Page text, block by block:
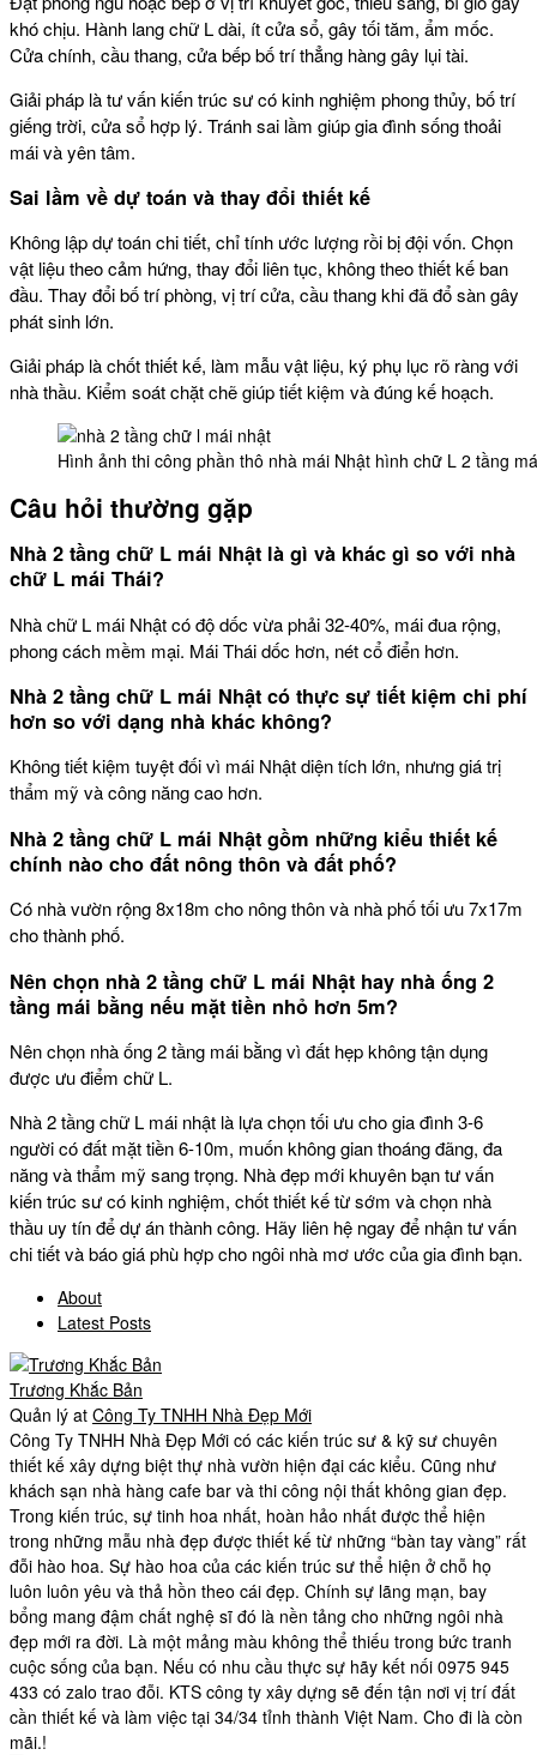
khó chịu. Hành lang chữ L dài, ít cửa sổ, gây tối tăm, ẩm mốc.
Cửa chính, cầu thang, cửa bếp bố trí thẳng hàng gây lụi tài.
Giải pháp là tư vấn kiến trúc sư có kinh nghiệm phong thủy, bố trí
giếng trời, cửa sổ hợp lý. Tránh sai lầm giúp gia đình sống thoải
mái và yên tâm.
Sai lầm về dự toán và thay đổi thiết kế
Không lập dự toán chi tiết, chỉ tính ước lượng rồi bị đội vốn. Chọn
vật liệu theo cảm hứng, thay đổi liên tục, không theo thiết kế ban
đầu. Thay đổi bố trí phòng, vị trí cửa, cầu thang khi đã đổ sàn gây
phát sinh lớn.
Giải pháp là chốt thiết kế, làm mẫu vật liệu, ký phụ lục rõ ràng với
nhà thầu. Kiểm soát chặt chẽ giúp tiết kiệm và đúng kế hoạch.
Hình ảnh thi công phần thô nhà mái Nhật hình chữ L 2 tầng
Câu hỏi thường gặp
Nhà 2 tầng chữ L mái Nhật là gì và khác gì so với nhà
chữ L mái Thái?
Nhà chữ L mái Nhật có độ dốc vừa phải 32-40%, mái đua rộng,
phong cách mềm mại. Mái Thái dốc hơn, nét cổ điển hơn.
Nhà 2 tầng chữ L mái Nhật có thực sự tiết kiệm chi phí
hơn so với dạng nhà khác không?
Không tiết kiệm tuyệt đối vì mái Nhật diện tích lớn, nhưng giá trị
thẩm mỹ và công năng cao hơn.
Nhà 2 tầng chữ L mái Nhật gồm những kiểu thiết kế
chính nào cho đất nông thôn và đất phố?
Có nhà vườn rộng 8x18m cho nông thôn và nhà phố tối ưu 7x17m
cho thành phố.
Nên chọn nhà 2 tầng chữ L mái Nhật hay nhà ống 2
tầng mái bằng nếu mặt tiền nhỏ hơn 5m?
Nên chọn nhà ống 2 tầng mái bằng vì đất hẹp không tận dụng
được ưu điểm chữ L.
Nhà 2 tầng chữ L mái nhật là lựa chọn tối ưu cho gia đình 3-6
người có đất mặt tiền 6-10m, muốn không gian thoáng đãng, đa
năng và thẩm mỹ sang trọng. Nhà đẹp mới khuyên bạn tư vấn
kiến trúc sư có kinh nghiệm, chốt thiết kế từ sớm và chọn nhà
thầu uy tín để dự án thành công. Hãy liên hệ ngay để nhận tư vấn
chi tiết và báo giá phù hợp cho ngôi nhà mơ ước của gia đình bạn.
About
Latest Posts
Trương Khắc Bản
Quản lý at Công Ty TNHH Nhà Đẹp Mới
Công Ty TNHH Nhà Đẹp Mới có các kiến trúc sư & kỹ sư chuyên
thiết kế xây dựng biệt thự nhà vườn hiện đại các kiểu. Cũng như
khách sạn nhà hàng cafe bar và thi công nội thất không gian đẹp.
Trong kiến trúc, sự tinh hoa nhất, hoàn hảo nhất được thể hiện
trong những mẫu nhà đẹp được thiết kế từ những “bàn tay vàng” rất
đỗi hào hoa. Sự hào hoa của các kiến trúc sư thể hiện ở chỗ họ
luôn luôn yêu và thả hồn theo cái đẹp. Chính sự lãng mạn, bay
bổng mang đậm chất nghệ sĩ đó là nền tảng cho những ngôi nhà
đẹp mới ra đời. Là một mảng màu không thể thiếu trong bức tranh
cuộc sống của bạn. Nếu có nhu cầu thực sự hãy kết nối 0975 945
433 có zalo trao đỗi. KTS công ty xây dựng sẽ đến tận nơi vị trí đất
cần thiết kế và làm việc tại 34/34 tỉnh thành Việt Nam. Cho đi là còn
mãi.!